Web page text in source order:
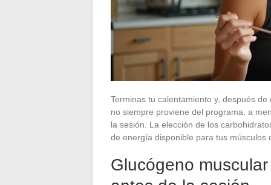
Terminas tu calentamiento y, después
no siempre proviene del programa: a
la sesión. La elección de los
de energía disponible para tus músculos
Glucógeno